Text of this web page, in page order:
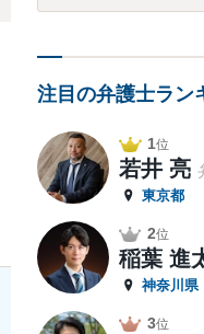
注目の弁護士ラン
1位
若井 亮
東京都
2位
稲葉 進
神奈川県
3位